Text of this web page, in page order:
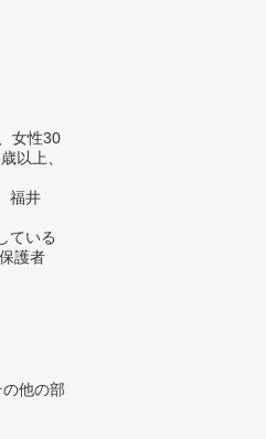
女性30
以上、
福井
ている
護者
他の部